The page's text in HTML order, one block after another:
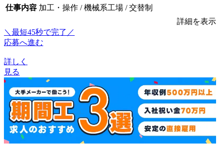
仕事内容 加工・操作 / 機械系工場 / 交替制
詳細を表示
＼最短45秒で完了／
応募へ進む
詳しく
見る